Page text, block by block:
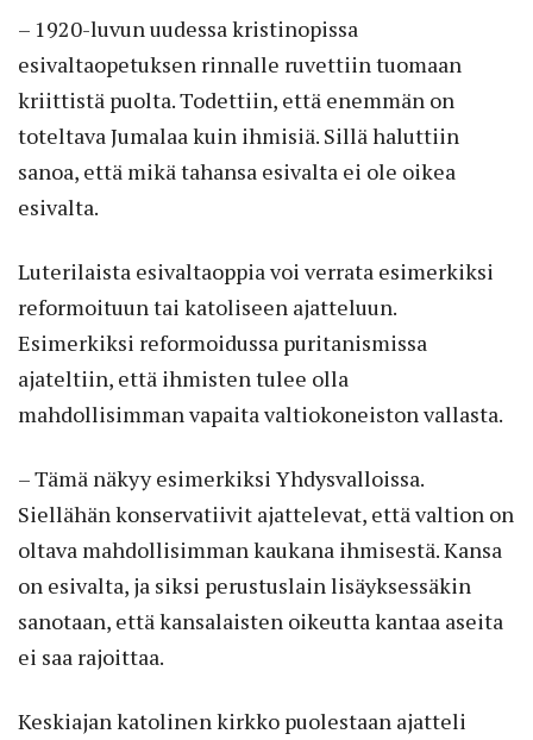
– 1920-luvun uudessa kristinopissa
esivaltaopetuksen rinnalle ruvettiin tuomaan
kriittistä puolta. Todettiin, että enemmän on
toteltava Jumalaa kuin ihmisiä. Sillä haluttiin
sanoa, että mikä tahansa esivalta ei ole oikea
esivalta.
Luterilaista esivaltaoppia voi verrata esimerkiksi
reformoituun tai katoliseen ajatteluun.
Esimerkiksi reformoidussa puritanismissa
ajateltiin, että ihmisten tulee olla
mahdollisimman vapaita valtiokoneiston vallasta.
– Tämä näkyy esimerkiksi Yhdysvalloissa.
Siellähän konservatiivit ajattelevat, että valtion on
oltava mahdollisimman kaukana ihmisestä. Kansa
on esivalta, ja siksi perustuslain lisäyksessäkin
sanotaan, että kansalaisten oikeutta kantaa aseita
ei saa rajoittaa.
Keskiajan katolinen kirkko puolestaan ajatteli